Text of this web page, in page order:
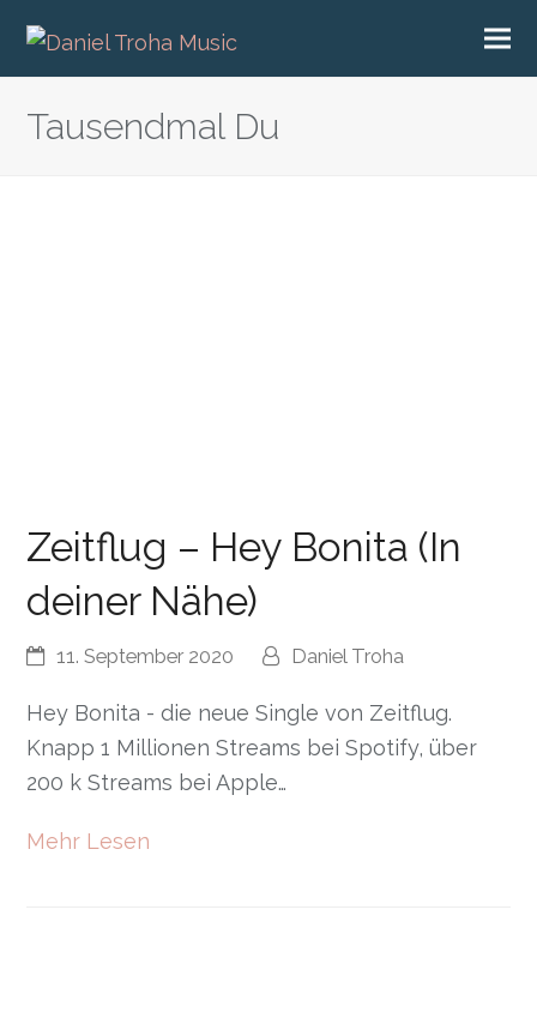
Tausendmal Du
Zeitflug – Hey Bonita (In
deiner Nähe)
11. September 2020 Daniel Troha
Hey Bonita - die neue Single von Zeitflug.
Knapp 1 Millionen Streams bei Spotify, über
200 k Streams bei Apple…
Mehr Lesen